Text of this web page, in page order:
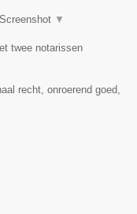
Screenshot ▼
twee notarissen
recht, onroerend goed,